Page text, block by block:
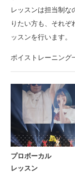
レッスンは担当制な
りたい方も、それ
ッスンを行います。
ボイストレーニング
プロボーカル
レッスン